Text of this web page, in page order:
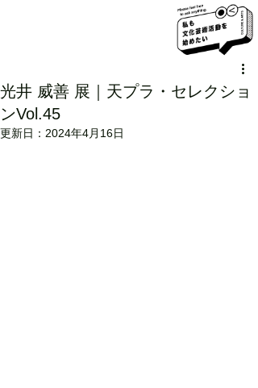
光井 威善 展｜天プラ・セレクショ
ンVol.45
更新日： 2024年4月16日